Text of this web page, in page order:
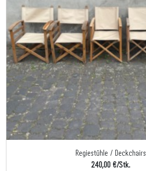
Regiestühle / Deckchairs
240,00 €/Stk.